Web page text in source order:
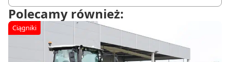
Polecamy również:
Ciągniki